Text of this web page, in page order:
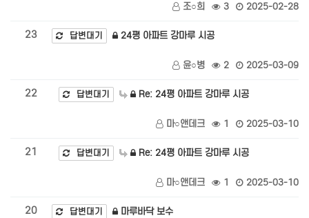
조○희 3 2025-02-28
23 답변대기 24평 아파트 강마루 시공
윤○병 2 2025-03-09
22 답변대기 Re: 24평 아파트 강마루 시공
마○앤데크 1 2025-03-10
21 답변대기 Re: 24평 아파트 강마루 시공
마○앤데크 1 2025-03-10
20 답변대기 마루바닥 보수